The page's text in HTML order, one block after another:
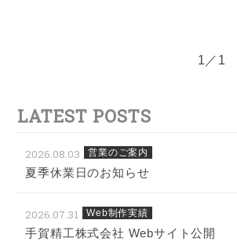
1／1
LATEST POSTS
2026.08.03 営業のご案内
夏季休業日のお知らせ
2026.07.31 Web制作実績
手賀精工株式会社 Webサイト公開